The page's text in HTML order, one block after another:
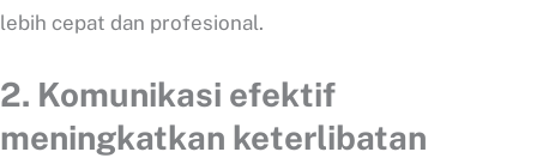
lebih cepat dan profesional.
2. Komunikasi efektif
meningkatkan keterlibatan